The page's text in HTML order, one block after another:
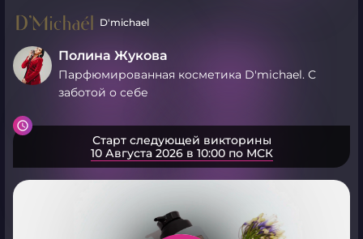
D'michael
Полина Жукова
Парфюмированная косметика D'michael. С
заботой о себе
Старт следующей викторины
10 Августа 2026 в 10:00 по МСК